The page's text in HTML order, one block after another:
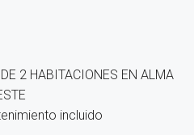
2 HABITACIONES EN ALMA
incluido